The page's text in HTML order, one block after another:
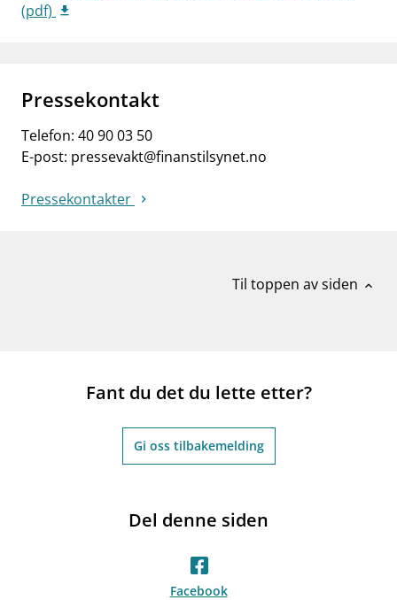
(pdf)
Pressekontakt
Telefon: 40 90 03 50
E-post: pressevakt@finanstilsynet.no
Pressekontakter
Til toppen av siden expand_less
Fant du det du lette etter?
Gi oss tilbakemelding
Del denne siden
Facebook